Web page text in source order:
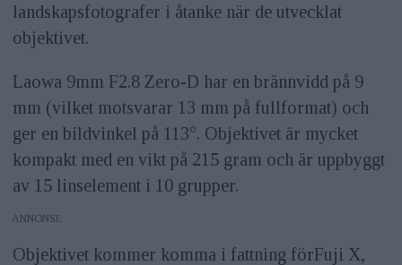
landskapsfotografer i åtanke när de utvecklat
objektivet.
Laowa 9mm F2.8 Zero-D har en brännvidd på 9
mm (vilket motsvarar 13 mm på fullformat) och
ger en bildvinkel på 113°. Objektivet är mycket
kompakt med en vikt på 215 gram och är uppbyggt
av 15 linselement i 10 grupper.
ANNONS
Objektivet kommer komma i fattning förFuji X,